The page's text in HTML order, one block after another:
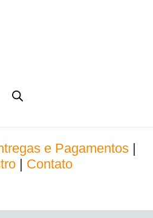
e Pagamentos
Contato